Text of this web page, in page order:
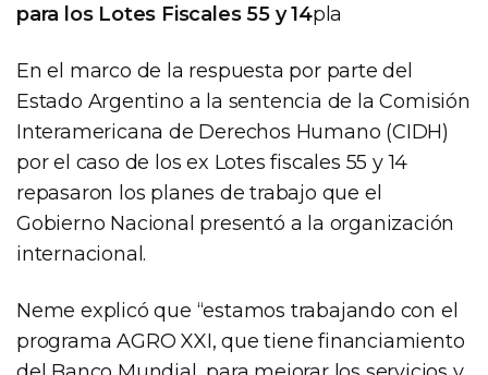
para los Lotes Fiscales 55 y 14pla
En el marco de la respuesta por parte del
Estado Argentino a la sentencia de la Comisión
Interamericana de Derechos Humano (CIDH)
por el caso de los ex Lotes fiscales 55 y 14
repasaron los planes de trabajo que el
Gobierno Nacional presentó a la organización
internacional.
Neme explicó que “estamos trabajando con el
programa AGRO XXI, que tiene financiamiento